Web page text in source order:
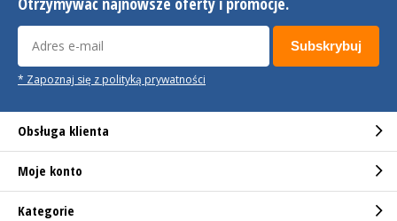
Subskrybuj
* Zapoznaj się z polityką prywatności
Obsługa klienta
Moje konto
Kategorie